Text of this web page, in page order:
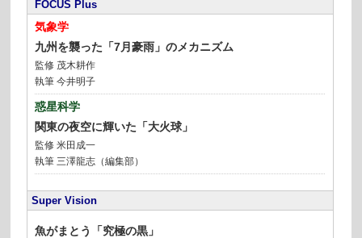
FOCUS Plus
気象学
九州を襲った「7月豪雨」のメカニズム
監修 茂木耕作
執筆 今井明子
惑星科学
関東の夜空に輝いた「大火球」
監修米田成一
執筆 三澤龍志（編集部）
Super Vision
魚がまとう「究極の黒」